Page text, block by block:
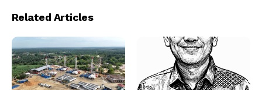
Related Articles